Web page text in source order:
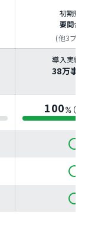
初期費
要問合
(他3プラ
導入実績
38万事
100% （